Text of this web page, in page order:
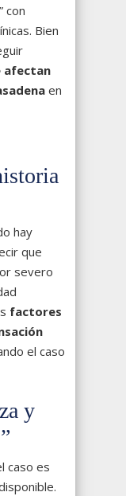
con
Bien
afectan
en
hay
que
severo
factores
el caso
y
caso es